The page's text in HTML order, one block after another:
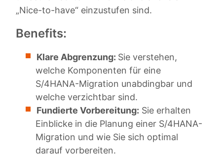
„Nice-to-have“ einzustufen sind.
Benefits:
Klare Abgrenzung: Sie verstehen,
welche Komponenten für eine
S/4HANA-Migration unabdingbar und
welche verzichtbar sind.
Fundierte Vorbereitung: Sie erhalten
Einblicke in die Planung einer S/4HANA-
Migration und wie Sie sich optimal
darauf vorbereiten.